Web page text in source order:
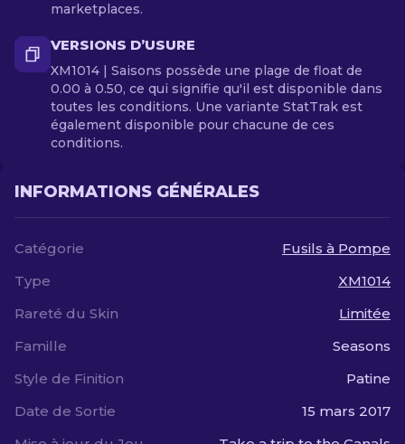
marketplaces.
VERSIONS D’USURE
XM1014 | Saisons possède une plage de float de
0.00 à 0.50, ce qui signifie qu'il est disponible dans
toutes les conditions. Une variante StatTrak est
également disponible pour chacune de ces
conditions.
INFORMATIONS GÉNÉRALES
Catégorie
Fusils à Pompe
Type
XM1014
Rareté du Skin
Limitée
Famille
Seasons
Style de Finition
Patine
Date de Sortie
15 mars 2017